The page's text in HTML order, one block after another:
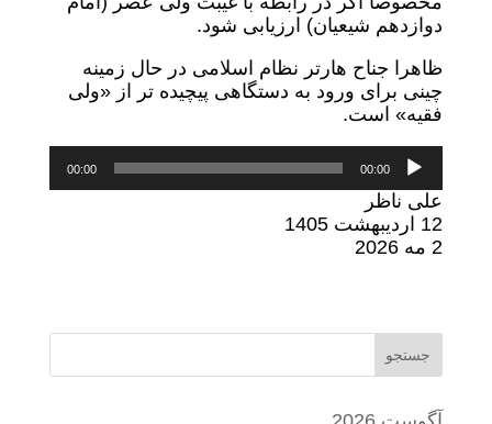
دوازدهم شیعیان) ارزیابی شود.
ظاهرا جناح هارتر نظام اسلامی در حال زمینه
چینی برای ورود به دستگاهی پیچیده تر از «ولی
فقیه» است.
پخش‌کننده
صوت
00:00
00:00
علی ناظر
12 اردیبهشت 1405
2 مه 2026
جستجو